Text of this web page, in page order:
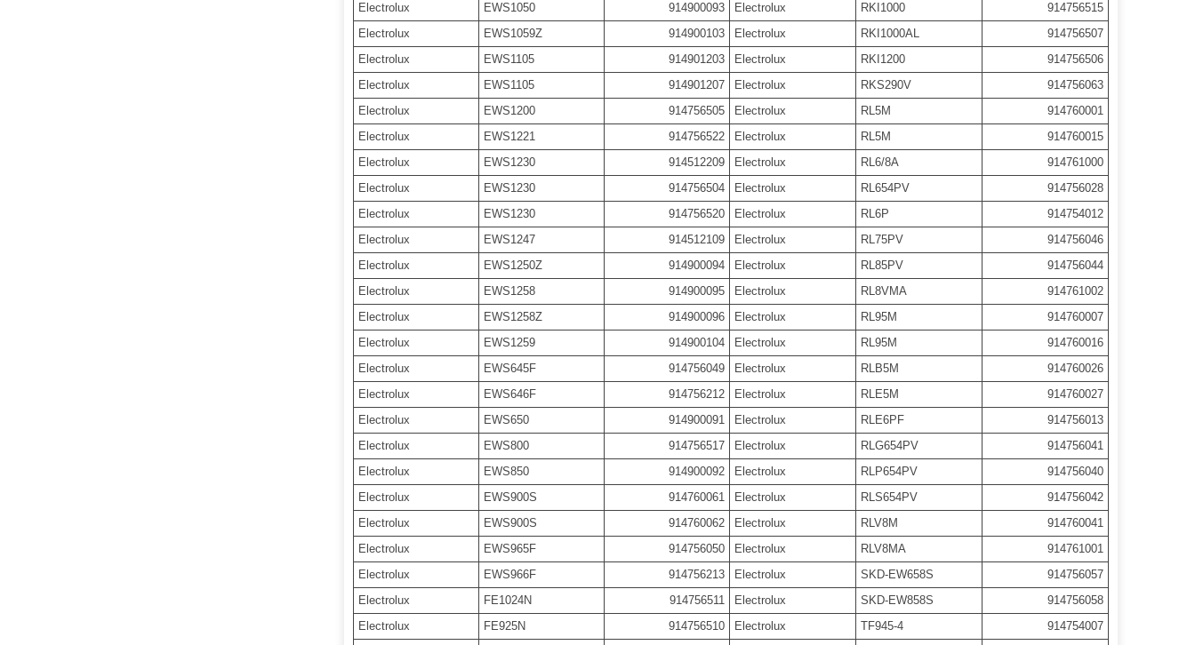
Electrolux
EWS1050 914900093 Electrolux RKI1000
914756515
Electrolux
EWS1059Z 914900103 Electrolux RKI1000AL
914756507
Electrolux
EWS1105 914901203 Electrolux RKI1200
914756506
Electrolux
EWS1105 914901207 Electrolux RKS290V
914756063
Electrolux
EWS1200 914756505 Electrolux RL5M
914760001
Electrolux
EWS1221 914756522 Electrolux RL5M
914760015
Electrolux
EWS1230 914512209 Electrolux RL6/8A
914761000
Electrolux
EWS1230 914756504 Electrolux RL654PV
914756028
Electrolux
EWS1230 914756520 Electrolux RL6P
914754012
Electrolux
EWS1247 914512109 Electrolux RL75PV
914756046
Electrolux
EWS1250Z 914900094 Electrolux RL85PV
914756044
Electrolux
EWS1258 914900095 Electrolux RL8VMA
914761002
Electrolux
EWS1258Z 914900096 Electrolux RL95M
914760007
Electrolux
EWS1259 914900104 Electrolux RL95M
914760016
Electrolux
EWS645F 914756049 Electrolux RLB5M
914760026
Electrolux
EWS646F 914756212 Electrolux RLE5M
914760027
Electrolux
EWS650 914900091 Electrolux RLE6PF
914756013
Electrolux
EWS800 914756517 Electrolux RLG654PV
914756041
Electrolux
EWS850 914900092 Electrolux RLP654PV
914756040
Electrolux
EWS900S 914760061 Electrolux RLS654PV
914756042
Electrolux
EWS900S 914760062 Electrolux RLV8M
914760041
Electrolux
EWS965F 914756050 Electrolux RLV8MA
914761001
Electrolux
EWS966F 914756213 Electrolux SKD-EW658S
914756057
Electrolux
FE1024N 914756511 Electrolux SKD-EW858S
914756058
Electrolux
FE925N 914756510 Electrolux TF945-4
914754007